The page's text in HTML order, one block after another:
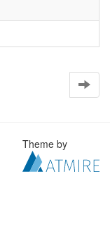
Theme by